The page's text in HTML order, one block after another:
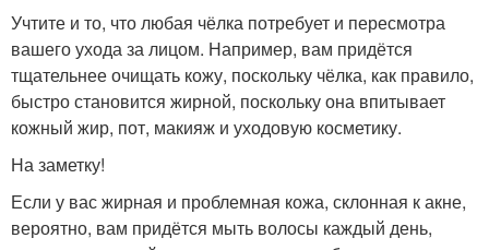
Учтите и то, что любая чёлка потребует и пересмотра
вашего ухода за лицом. Например, вам придётся
тщательнее очищать кожу, поскольку чёлка, как правило,
быстро становится жирной, поскольку она впитывает
кожный жир, пот, макияж и уходовую косметику.
На заметку!
Если у вас жирная и проблемная кожа, склонная к акне,
вероятно, вам придётся мыть волосы каждый день,